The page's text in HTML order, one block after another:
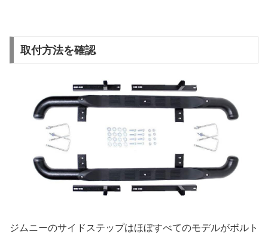
取付方法を確認
ジムニーのサイドステップはほぼすべてのモデルがボルト